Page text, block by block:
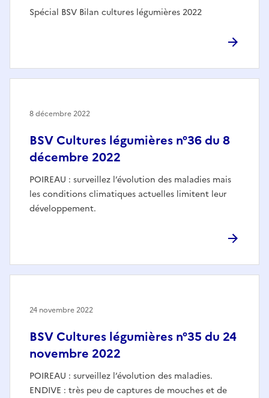
Spécial BSV Bilan cultures légumières 2022
BSV Cultures légumières n°36 du 8
décembre 2022
POIREAU : surveillez l’évolution des maladies mais
les conditions climatiques actuelles limitent leur
développement.
8 décembre 2022
BSV Cultures légumières n°35 du 24
novembre 2022
POIREAU : surveillez l’évolution des maladies.
ENDIVE : très peu de captures de mouches et de
24 novembre 2022